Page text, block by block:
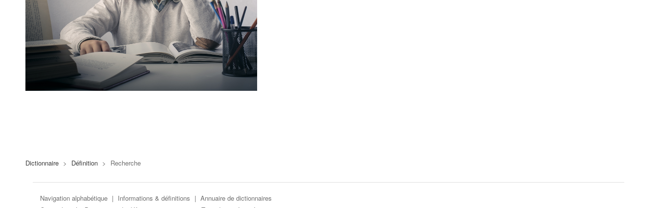
Dictionnaire > Définition > Recherche
Navigation alphabétique | Informations & définitions | Annuaire de dictionnaires